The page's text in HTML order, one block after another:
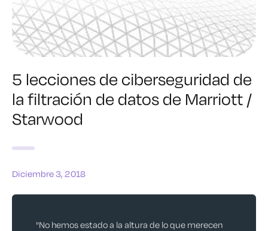
5 lecciones de ciberseguridad de
la filtración de datos de Marriott /
Starwood
Diciembre 3, 2018
"No hemos estado a la altura de lo que merecen